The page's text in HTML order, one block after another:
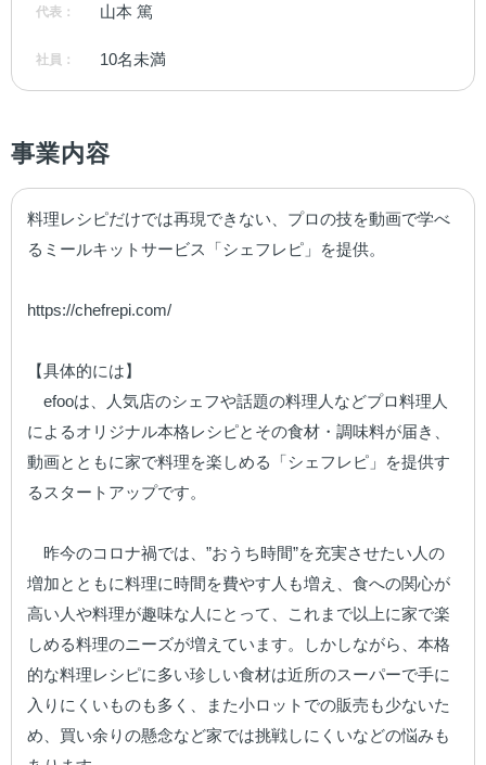
代表： 山本 篤
社員： 10名未満
事業内容
料理レシピだけでは再現できない、プロの技を動画で学べ
るミールキットサービス「シェフレピ」を提供。
https://chefrepi.com/
【具体的には】
efooは、人気店のシェフや話題の料理人などプロ料理人
によるオリジナル本格レシピとその食材・調味料が届き、
動画とともに家で料理を楽しめる「シェフレピ」を提供す
るスタートアップです。
昨今のコロナ禍では、”おうち時間”を充実させたい人の
増加とともに料理に時間を費やす人も増え、食への関心が
高い人や料理が趣味な人にとって、これまで以上に家で楽
しめる料理のニーズが増えています。しかしながら、本格
的な料理レシピに多い珍しい食材は近所のスーパーで手に
入りにくいものも多く、また小ロットでの販売も少ないた
め、買い余りの懸念など家では挑戦しにくいなどの悩みも